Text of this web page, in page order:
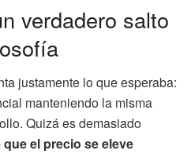
verdadero salto
justamente lo que esperaba:
manteniendo la misma
Quizá es demasiado
el precio se eleve